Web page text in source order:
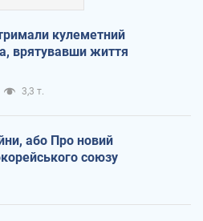
кулеметний
врятувавши життя
3,3 т.
або Про новий
союзу